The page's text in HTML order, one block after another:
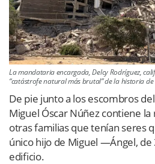
La mandataria encargada, Delcy Rodríguez,
“catástrofe natural más brutal” de la historia de
De pie junto a los escombros
Miguel Óscar Núñez contiene
otras familias que tenían seres
único hijo de Miguel —Ángel,
edificio.